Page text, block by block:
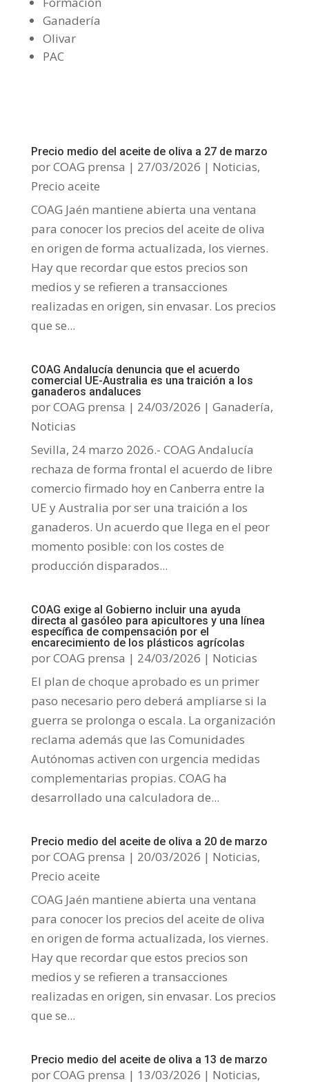
Ganadería
Olivar
PAC
Precio medio del aceite de oliva a 27 de marzo
porCOAG prensa | 27/03/2026 | Noticias,
Precio aceite
COAG Jaén mantiene abierta una ventana
para conocer los precios del aceite de oliva
en origen de forma actualizada, los viernes.
Hay que recordar que estos precios son
medios y se refieren a transacciones
realizadas en origen, sin envasar. Los precios
que se...
COAG Andalucía denuncia que el acuerdo
comercial UE-Australia es una traición a los
ganaderos andaluces
porCOAG prensa | 24/03/2026 | Ganadería,
Noticias
Sevilla, 24 marzo 2026.- COAG Andalucía
rechaza de forma frontal el acuerdo de libre
comercio firmado hoy en Canberra entre la
UE y Australia por ser una traición a los
ganaderos. Un acuerdo que llega en el peor
momento posible: con los costes de
producción disparados...
COAG exige al Gobierno incluir una ayuda
directa al gasóleo para apicultores y una línea
específica de compensación por el
encarecimiento de los plásticos agrícolas
porCOAG prensa | 24/03/2026 | Noticias
El plan de choque aprobado es un primer
paso necesario pero deberá ampliarse si la
guerra se prolonga o escala. La organización
reclama además que las Comunidades
Autónomas activen con urgencia medidas
complementarias propias. COAG ha
desarrollado una calculadora de...
Precio medio del aceite de oliva a 20 de marzo
porCOAG prensa | 20/03/2026 | Noticias,
Precio aceite
COAG Jaén mantiene abierta una ventana
para conocer los precios del aceite de oliva
en origen de forma actualizada, los viernes.
Hay que recordar que estos precios son
medios y se refieren a transacciones
realizadas en origen, sin envasar. Los precios
que se...
Precio medio del aceite de oliva a 13 de marzo
porCOAG prensa | 13/03/2026 | Noticias,